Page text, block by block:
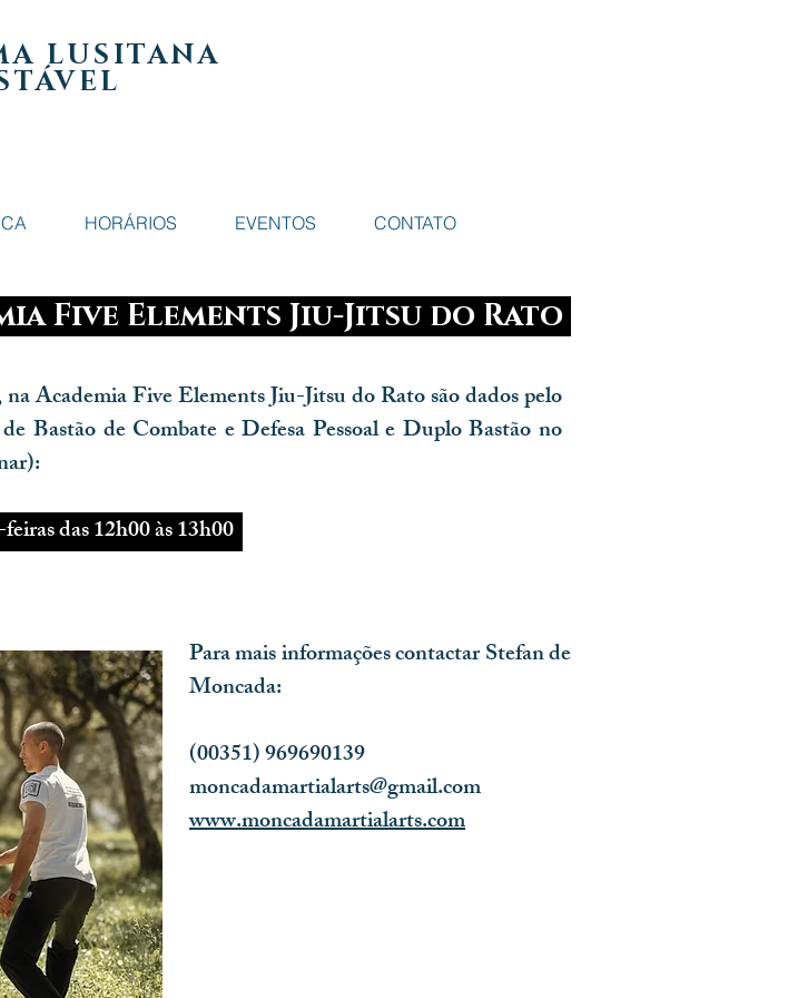
LUSITANA
HORÁRIOS EVENTOS CONTATO
Five Elements Jiu-Jitsu do Rato
Academia Five Elements Jiu-Jitsu do Rato são dados pelo
Bastão de Combate e Defesa Pessoal e Duplo Bastão no
das 12h00 às 13h00
Para mais informações contactar Stefan de
Moncada:
(00351) 969690139
moncadamartialarts@gmail.com
www.moncadamartialarts.com